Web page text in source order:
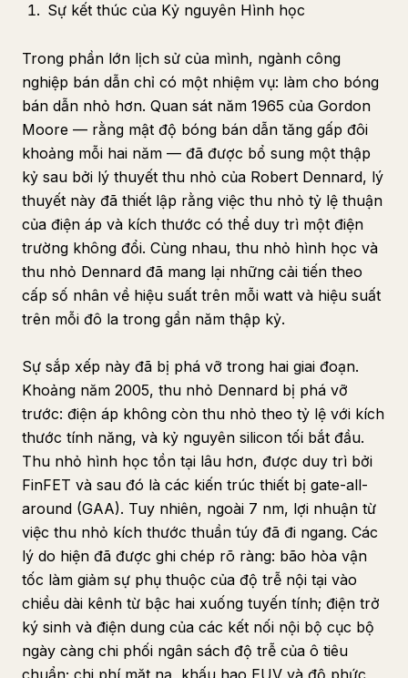
Sự kết thúc của Kỷ nguyên Hình học
Trong phần lớn lịch sử của mình, ngành công
nghiệp bán dẫn chỉ có một nhiệm vụ: làm cho bóng
bán dẫn nhỏ hơn. Quan sát năm 1965 của Gordon
Moore — rằng mật độ bóng bán dẫn tăng gấp đôi
khoảng mỗi hai năm — đã được bổ sung một thập
kỷ sau bởi lý thuyết thu nhỏ của Robert Dennard, lý
thuyết này đã thiết lập rằng việc thu nhỏ tỷ lệ thuận
của điện áp và kích thước có thể duy trì một điện
trường không đổi. Cùng nhau, thu nhỏ hình học và
thu nhỏ Dennard đã mang lại những cải tiến theo
cấp số nhân về hiệu suất trên mỗi watt và hiệu suất
trên mỗi đô la trong gần năm thập kỷ.
Sự sắp xếp này đã bị phá vỡ trong hai giai đoạn.
Khoảng năm 2005, thu nhỏ Dennard bị phá vỡ
trước: điện áp không còn thu nhỏ theo tỷ lệ với kích
thước tính năng, và kỷ nguyên silicon tối bắt đầu.
Thu nhỏ hình học tồn tại lâu hơn, được duy trì bởi
FinFET và sau đó là các kiến trúc thiết bị gate-all-
around (GAA). Tuy nhiên, ngoài 7 nm, lợi nhuận từ
việc thu nhỏ kích thước thuần túy đã đi ngang. Các
lý do hiện đã được ghi chép rõ ràng: bão hòa vận
tốc làm giảm sự phụ thuộc của độ trễ nội tại vào
chiều dài kênh từ bậc hai xuống tuyến tính; điện trở
ký sinh và điện dung của các kết nối nội bộ cục bộ
ngày càng chi phối ngân sách độ trễ của ô tiêu
chuẩn; chi phí mặt nạ, khấu hao EUV và độ phức